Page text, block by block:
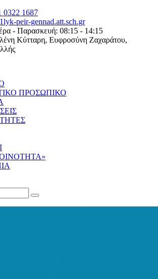
0322 1687
peir-gennad.att.sch.gr
- Παρασκευή: 08:15 - 14:15
Κύτταρη, Ευφροσύνη Ζαχαράτου,
ΠΡΟΣΩΠΙΚΟ